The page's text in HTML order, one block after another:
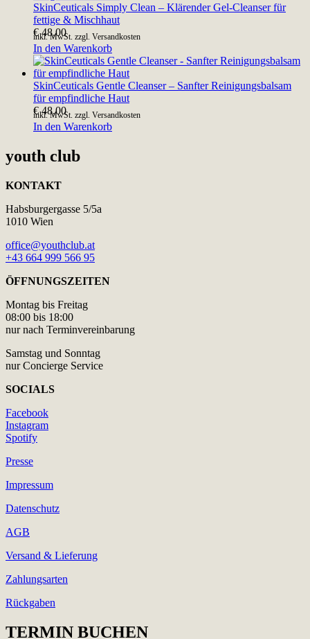
SkinCeuticals Simply Clean – Klärender Gel-Cleanser für
fettige & Mischhaut
€48,00
inkl. MwSt. zzgl. Versandkosten
In den Warenkorb
SkinCeuticals Gentle Cleanser – Sanfter Reinigungsbalsam
für empfindliche Haut
€48,00
inkl. MwSt. zzgl. Versandkosten
In den Warenkorb
youth club
KONTAKT
Habsburgergasse 5/5a
1010 Wien
office@youthclub.at
+43 664 999 566 95
ÖFFNUNGSZEITEN
Montag bis Freitag
08:00 bis 18:00
nur nach Terminvereinbarung
Samstag und Sonntag
nur Concierge Service
SOCIALS
Facebook
Instagram
Spotify
Presse
Impressum
Datenschutz
AGB
Versand & Lieferung
Zahlungsarten
Rückgaben
TERMIN BUCHEN